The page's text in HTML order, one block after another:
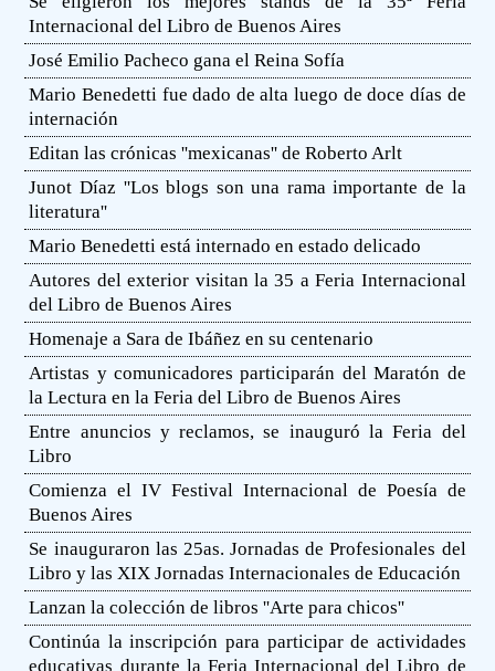
Internacional del Libro de Buenos Aires
José Emilio Pacheco gana el Reina Sofía
Mario Benedetti fue dado de alta luego de doce días de
internación
Editan las crónicas ''mexicanas'' de Roberto Arlt
Junot Díaz ''Los blogs son una rama importante de la
literatura''
Mario Benedetti está internado en estado delicado
Autores del exterior visitan la 35 a Feria Internacional
del Libro de Buenos Aires
Homenaje a Sara de Ibáñez en su centenario
Artistas y comunicadores participarán del Maratón de
la Lectura en la Feria del Libro de Buenos Aires
Entre anuncios y reclamos, se inauguró la Feria del
Libro
Comienza el IV Festival Internacional de Poesía de
Buenos Aires
Se inauguraron las 25as. Jornadas de Profesionales del
Libro y las XIX Jornadas Internacionales de Educación
Lanzan la colección de libros ''Arte para chicos''
Continúa la inscripción para participar de actividades
educativas durante la Feria Internacional del Libro de